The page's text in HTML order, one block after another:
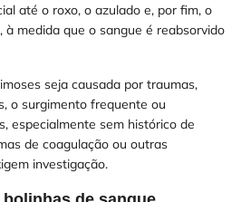
até o roxo, o azulado e, por fim, o
à medida que o sangue é reabsorvido
seja causada por traumas,
o surgimento frequente ou
especialmente sem histórico de
de coagulação ou outras
investigação.